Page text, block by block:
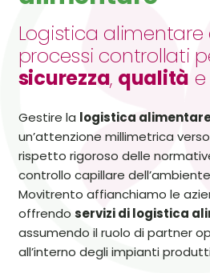
Logistica alimentare
processi controllati
sicurezza, qualità e
Gestire la logistica
un’attenzione millimetrica
rispetto rigoroso delle
controllo capillare
Movitrento affianchiamo le
offrendo servizi di logistica
assumendo il ruolo di partner
all’interno degli impianti